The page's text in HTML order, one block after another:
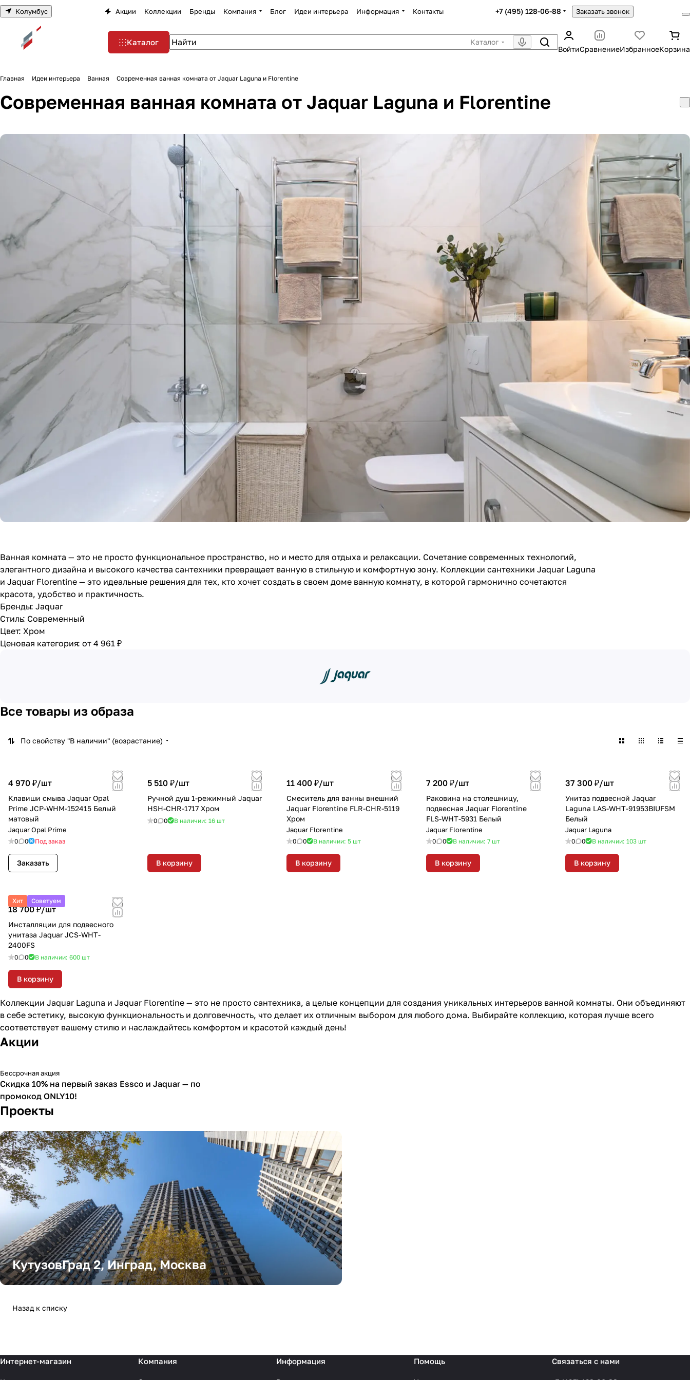
Колумбус Акции Коллекции Бренды Компания Блог Идеи интерьера Информация Контакты +7 (495) 128-06-88 Заказать звонок
Каталог
Каталог
ВойтиСравнениеИзбранноеКорзина
Главная Идеи интерьера Ванная Современная ванная комната от Jaquar Laguna и Florentine
Современная ванная комната от Jaquar Laguna и Florentine
Ванная комната — это не просто функциональное пространство, но и место для отдыха и релаксации. Сочетание современных технологий,
элегантного дизайна и высокого качества сантехники превращает ванную в стильную и комфортную зону. Коллекции сантехники Jaquar Laguna
и Jaquar Florentine — это идеальные решения для тех, кто хочет создать в своем доме ванную комнату, в которой гармонично сочетаются
красота, удобство и практичность.
Бренды: Jaquar
Стиль: Современный
Цвет: Хром
Ценовая категория: от 4 961 ₽
Все товары из образа
По свойству "В наличии" (возрастание)
4 970 ₽/шт
Клавиши смыва Jaquar Opal
Prime JCP-WHM-152415 Белый
матовый
Jaquar Opal Prime
0 0 Под заказ
Заказать
5 510 ₽/шт
Ручной душ 1-режимный Jaquar
HSH-CHR-1717 Хром
0 0 В наличии: 16 шт
В корзину
11 400 ₽/шт
Смеситель для ванны внешний
Jaquar Florentine FLR-CHR-5119
Хром
Jaquar Florentine
0 0 В наличии: 5 шт
В корзину
7 200 ₽/шт
Раковина на столешницу,
подвесная Jaquar Florentine
FLS-WHT-5931 Белый
Jaquar Florentine
0 0 В наличии: 7 шт
В корзину
37 300 ₽/шт
Унитаз подвесной Jaquar
Laguna LAS-WHT-91953BIUFSM
Белый
Jaquar Laguna
0 0 В наличии: 103 шт
В корзину
Хит Советуем
18 700 ₽/шт
Инсталляции для подвесного
унитаза Jaquar JCS-WHT-
2400FS
0 0 В наличии: 600 шт
В корзину
Коллекции Jaquar Laguna и Jaquar Florentine — это не просто сантехника, а целые концепции для создания уникальных интерьеров ванной комнаты. Они объединяют
в себе эстетику, высокую функциональность и долговечность, что делает их отличным выбором для любого дома. Выбирайте коллекцию, которая лучше всего
соответствует вашему стилю и наслаждайтесь комфортом и красотой каждый день!
Акции
-10 %
Бессрочная акция
Скидка 10% на первый заказ Essco и Jaquar — по
промокод ONLY10!
Проекты
КутузовГрад 2, Инград, Москва
Назад к списку
Интернет-магазин Компания Информация Помощь Связаться с нами